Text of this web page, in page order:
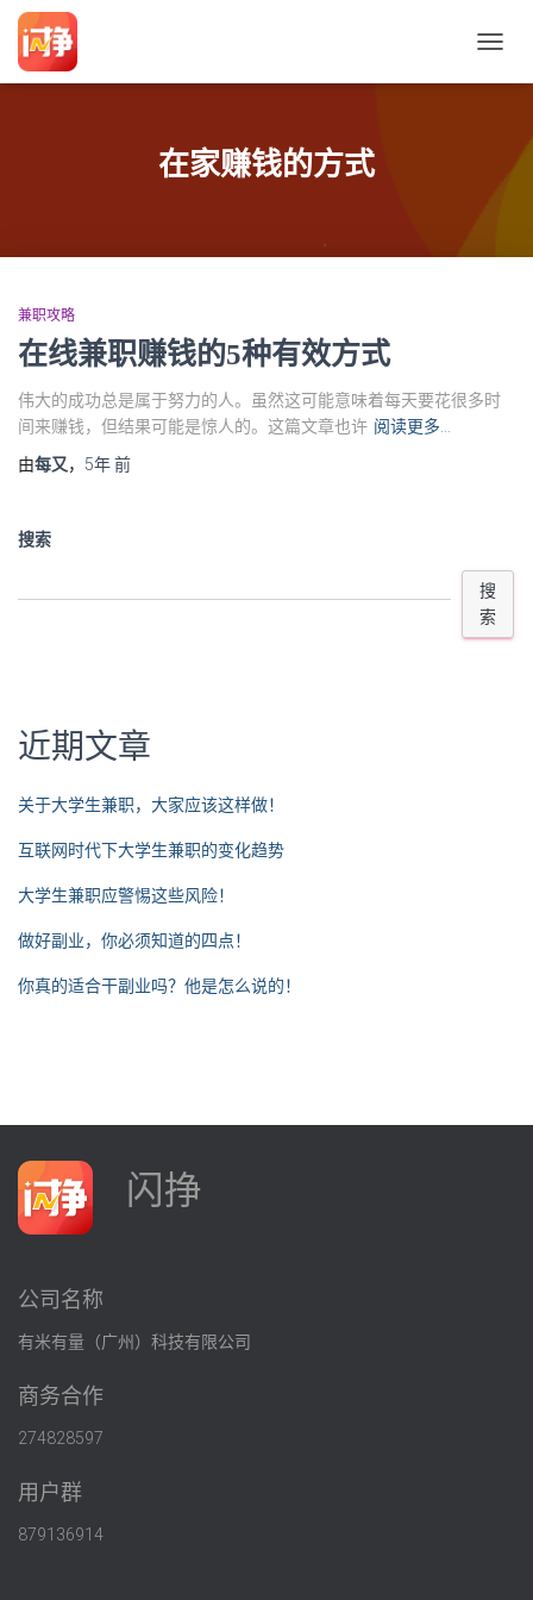
换
在家赚钱的方式
兼职攻略
在线兼职赚钱的5种有效方式
伟大的成功总是属于努力的人。虽然这可能意味着每天要花很多时
间来赚钱，但结果可能是惊人的。这篇文章也许 阅读更多…
由每又， 5年前
搜索
搜
索
近期文章
关于大学生兼职，大家应该这样做！
互联网时代下大学生兼职的变化趋势
大学生兼职应警惕这些风险！
做好副业，你必须知道的四点！
你真的适合干副业吗？他是怎么说的！
闪挣
公司名称
有米有量（广州）科技有限公司
商务合作
274828597
用户群
879136914